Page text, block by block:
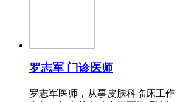
罗志军 门诊医师
罗志军医师，从事皮肤科临床工作